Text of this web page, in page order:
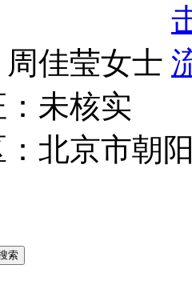
周佳莹女士
未核实
：北京市朝